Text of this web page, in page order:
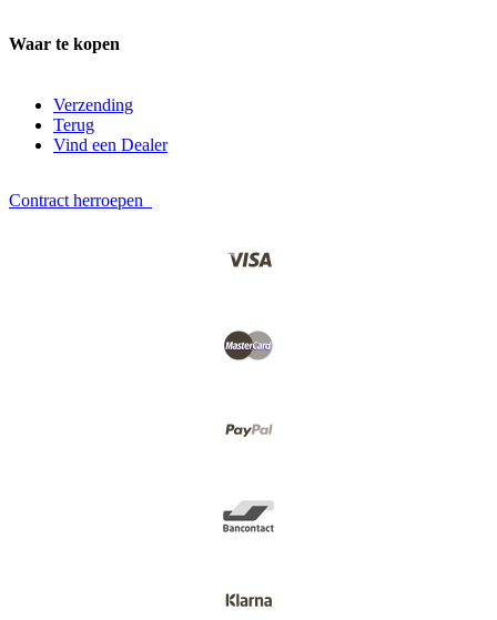
Waar te kopen
Verzending
Terug
Vind een Dealer
Contract herroepen